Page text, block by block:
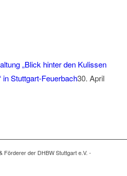
„Blick hinter den Kulissen
Stuttgart-Feuerbach30. April
Förderer der DHBW Stuttgart e.V. -